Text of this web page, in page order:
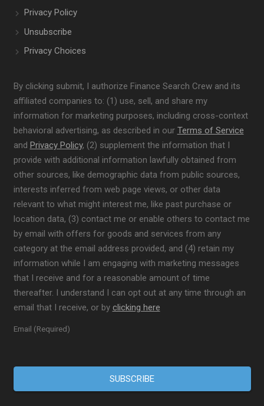
Privacy Policy
Unsubscribe
Privacy Choices
By clicking submit, I authorize Finance Search Crew and its
affiliated companies to: (1) use, sell, and share my
information for marketing purposes, including cross-context
behavioral advertising, as described in our Terms of Service
and Privacy Policy, (2) supplement the information that I
provide with additional information lawfully obtained from
other sources, like demographic data from public sources,
interests inferred from web page views, or other data
relevant to what might interest me, like past purchase or
location data, (3) contact me or enable others to contact me
by email with offers for goods and services from any
category at the email address provided, and (4) retain my
information while I am engaging with marketing messages
that I receive and for a reasonable amount of time
thereafter. I understand I can opt out at any time through an
email that I receive, or by clicking here
Email (Required)